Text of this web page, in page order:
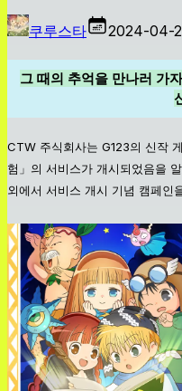
쿠루스타 2024-04-
그 때의 추억을 만나러 가
CTW 주식회사는 G123의 신작
험」의 서비스가 개시되었음을
외에서 서비스 개시 기념 캠페인